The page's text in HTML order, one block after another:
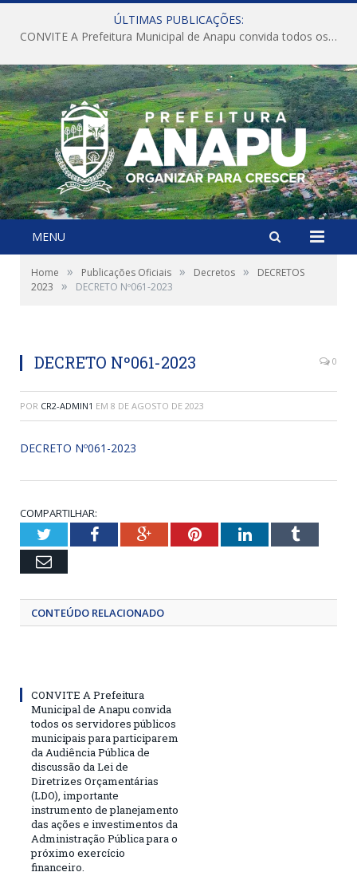
ÚLTIMAS PUBLICAÇÕES:
CONVITE A Prefeitura Municipal de Anapu convida todos os servidores públicos municipais para participarem da Audiência Pública de discussão da Lei de Diretrizes Orçamentárias (LDO), importante instrumento de planejamento das ações e investimentos da Administração Pública para o próximo exercício financeiro.
MENU
Home » Publicações Oficiais » Decretos »
DECRETOS
2023
» DECRETO Nº061-2023
DECRETO Nº061-2023 0
POR CR2-ADMIN1 EM 8 DE AGOSTO DE 2023
DECRETO Nº061-2023
COMPARTILHAR:
TwitterFacebookGoogle+PinterestLinkedInTumblr
Email
CONTEÚDO RELACIONADO
CONVITE A Prefeitura
Municipal de Anapu convida
todos os servidores públicos
municipais para participarem
da Audiência Pública de
discussão da Lei de
Diretrizes Orçamentárias
(LDO), importante
instrumento de planejamento
das ações e investimentos da
Administração Pública para o
próximo exercício
financeiro.